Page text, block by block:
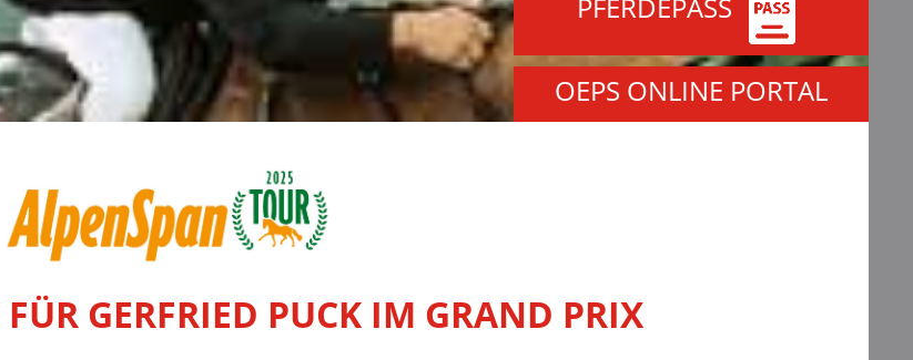
PFERDEPASS
OEPS ONLINE PORTAL
GERFRIED PUCK IM GRAND PRIX